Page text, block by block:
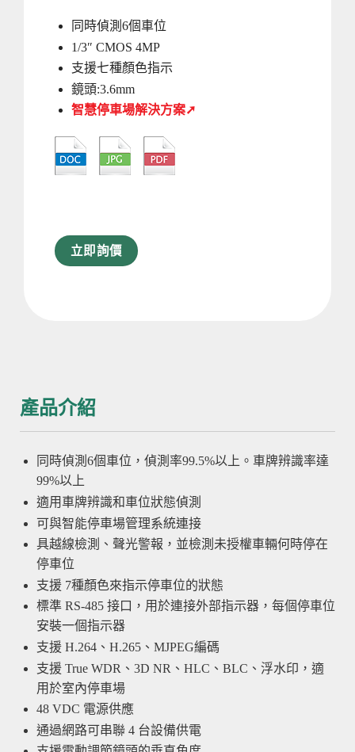
同時偵測6個車位
1/3″ CMOS 4MP
支援七種顏色指示
鏡頭:3.6mm
智慧停車場解決方案➚
立即詢價
產品介紹
同時偵測6個車位，偵測率99.5%以上。車牌辨識率達
99%以上
適用車牌辨識和車位狀態偵測
可與智能停車場管理系統連接
具越線檢測、聲光警報，並檢測未授權車輛何時停在
停車位
支援 7種顏色來指示停車位的狀態
標準 RS-485 接口，用於連接外部指示器，每個停車位
安裝一個指示器
支援 H.264、H.265、MJPEG編碼
支援 True WDR、3D NR、HLC、BLC、浮水印，適
用於室內停車場
48 VDC 電源供應
通過網路可串聯 4 台設備供電